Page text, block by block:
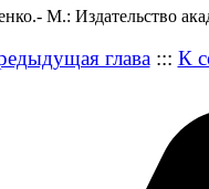
М.: Издательство
глава::: К